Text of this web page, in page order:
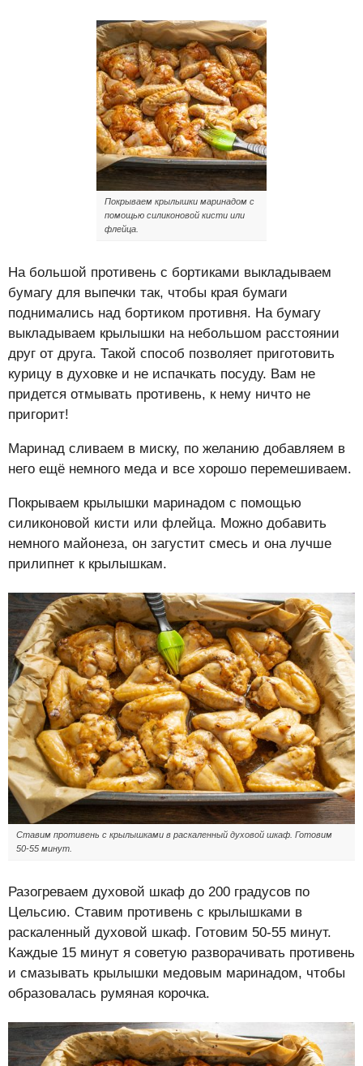
Покрываем крылышки маринадом с
помощью силиконовой кисти или
флейца.
На большой противень с бортиками выкладываем
бумагу для выпечки так, чтобы края бумаги
поднимались над бортиком противня. На бумагу
выкладываем крылышки на небольшом расстоянии
друг от друга. Такой способ позволяет приготовить
курицу в духовке и не испачкать посуду. Вам не
придется отмывать противень, к нему ничто не
пригорит!
Маринад сливаем в миску, по желанию добавляем в
него ещё немного меда и все хорошо перемешиваем.
Покрываем крылышки маринадом с помощью
силиконовой кисти или флейца. Можно добавить
немного майонеза, он загустит смесь и она лучше
прилипнет к крылышкам.
Ставим противень с крылышками в раскаленный духовой шкаф. Готовим
50-55 минут.
Разогреваем духовой шкаф до 200 градусов по
Цельсию. Ставим противень с крылышками в
раскаленный духовой шкаф. Готовим 50-55 минут.
Каждые 15 минут я советую разворачивать противень
и смазывать крылышки медовым маринадом, чтобы
образовалась румяная корочка.